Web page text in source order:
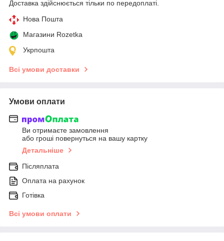
Доставка здійснюється тільки по передоплаті.
Нова Пошта
Магазини Rozetka
Укрпошта
Всі умови доставки
Умови оплати
Ви отримаєте замовлення
або гроші повернуться на вашу картку
Детальніше
Післяплата
Оплата на рахунок
Готівка
Всі умови оплати